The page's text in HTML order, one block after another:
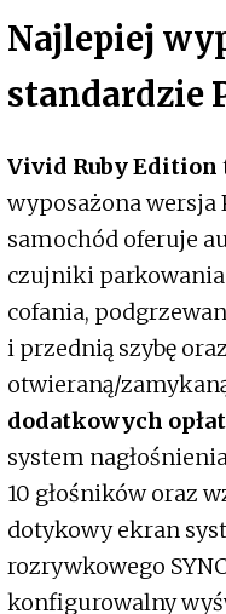
Najlepiej
standardzie
Vivid Ruby Edition
wyposażona wersja
samochód oferuje
czujniki
cofania,
i przednią szybę
otwieraną/
dodatkowych opłat
system
10 głośników oraz
dotykowy ekran
rozrywkowego
konfigurowalny